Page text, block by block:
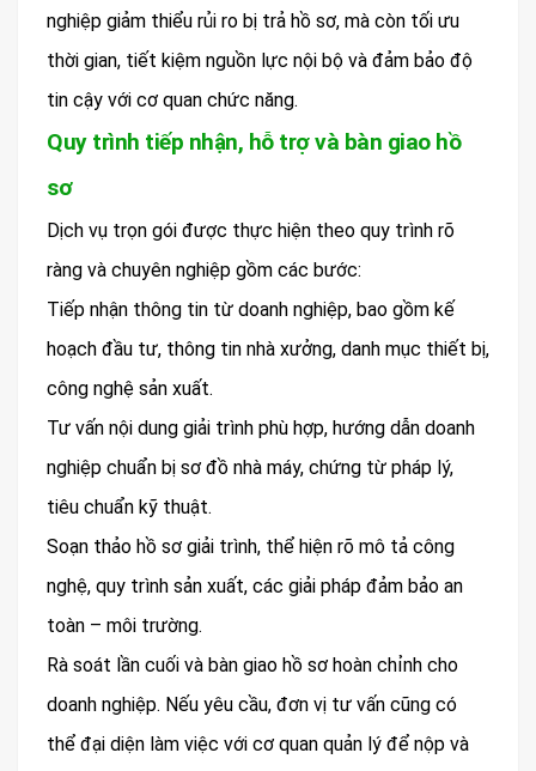
nghiệp giảm thiểu rủi ro bị trả hồ sơ, mà còn tối ưu
thời gian, tiết kiệm nguồn lực nội bộ và đảm bảo độ
tin cậy với cơ quan chức năng.
Quy trình tiếp nhận, hỗ trợ và bàn giao hồ
sơ
Dịch vụ trọn gói được thực hiện theo quy trình rõ
ràng và chuyên nghiệp gồm các bước:
Tiếp nhận thông tin từ doanh nghiệp, bao gồm kế
hoạch đầu tư, thông tin nhà xưởng, danh mục thiết bị,
công nghệ sản xuất.
Tư vấn nội dung giải trình phù hợp, hướng dẫn doanh
nghiệp chuẩn bị sơ đồ nhà máy, chứng từ pháp lý,
tiêu chuẩn kỹ thuật.
Soạn thảo hồ sơ giải trình, thể hiện rõ mô tả công
nghệ, quy trình sản xuất, các giải pháp đảm bảo an
toàn – môi trường.
Rà soát lần cuối và bàn giao hồ sơ hoàn chỉnh cho
doanh nghiệp. Nếu yêu cầu, đơn vị tư vấn cũng có
thể đại diện làm việc với cơ quan quản lý để nộp và